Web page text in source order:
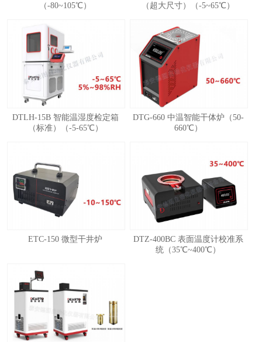
（-80~105℃）
（超大尺寸）（-5~65℃）
DTLH-15B 智能温湿度检定箱
（标准）（-5-65℃）
DTG-660 中温智能干体炉（50-
660℃）
ETC-150 微型干井炉
DTZ-400BC 表面温度计校准系
统（35℃~400℃）